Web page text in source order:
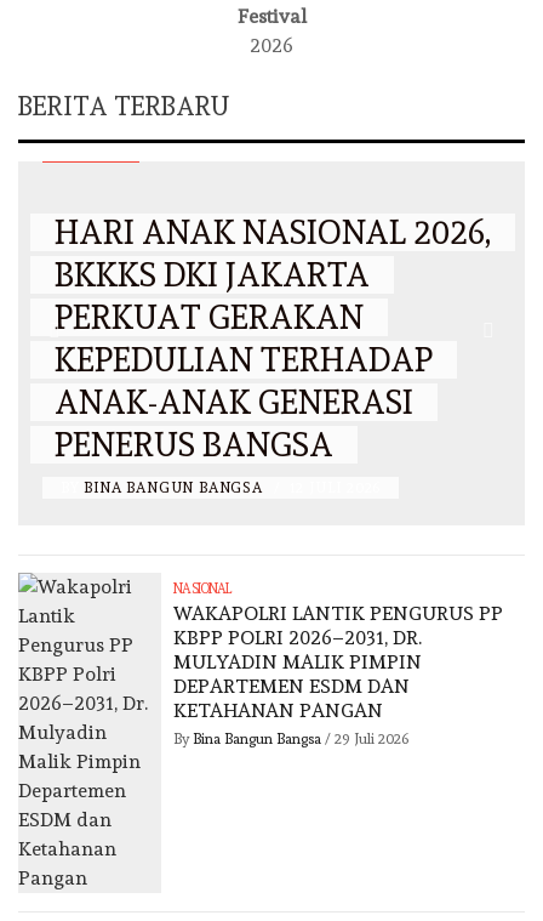
Festival
2026
BERITA TERBARU
HARI ANAK NASIONAL 2026,
BKKKS DKI JAKARTA
PERKUAT GERAKAN
KEPEDULIAN TERHADAP
ANAK-ANAK GENERASI
PENERUS BANGSA
BINA BANGUN BANGSA
NASIONAL
WAKAPOLRI LANTIK PENGURUS PP
KBPP POLRI 2026–2031, DR.
MULYADIN MALIK PIMPIN
DEPARTEMEN ESDM DAN
KETAHANAN PANGAN
By Bina Bangun Bangsa / 29 Juli 2026